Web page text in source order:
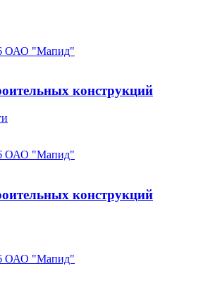
ОАО "Мапид"
конструкций
ОАО "Мапид"
конструкций
ОАО "Мапид"